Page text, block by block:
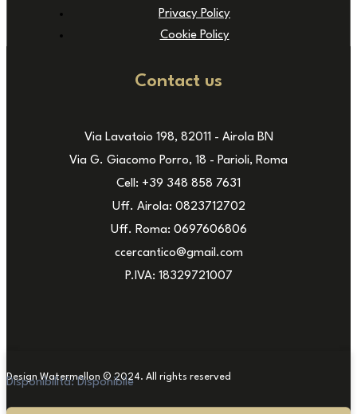
Privacy Policy
Cookie Policy
Contact us
Via Lavatoio 198, 82011 - Airola BN
Via G. Giacomo Porro, 18 - Parioli, Roma
Cell: +39 348 858 7631
Uff. Airola: 0823712702
Uff. Roma: 0697606806
ccercantico@gmail.com
P.IVA: 18329721007
Design Watermellon © 2024. All rights reserved
Disponibilità: Disponibile